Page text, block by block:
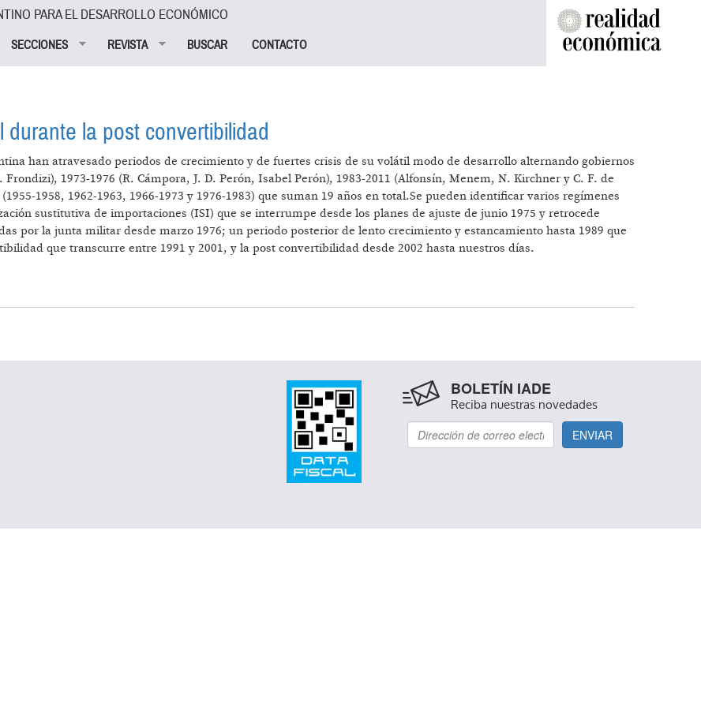
PARA EL DESARROLLO ECONÓMICO
SECCIONES REVISTA BUSCAR CONTACTO
la post convertibilidad
han atravesado periodos de crecimiento y de fuertes crisis de su volátil modo de desarrollo alternando gobiernos
Frondizi), 1973-1976 (R. Cámpora, J. D. Perón, Isabel Perón), 1983-2011 (Alfonsín, Menem, N. Kirchner y C. F. de
1958, 1962-1963, 1966-1973 y 1976-1983) que suman 19 años en total.Se pueden identificar varios regímenes
sustitutiva de importaciones (ISI) que se interrumpe desde los planes de ajuste de junio 1975 y retrocede
por la junta militar desde marzo 1976; un periodo posterior de lento crecimiento y estancamiento hasta 1989 que
que transcurre entre 1991 y 2001, y la post convertibilidad desde 2002 hasta nuestros días.
BOLETÍN IADE
Reciba nuestras novedades
ENVIAR